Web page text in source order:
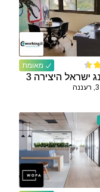
מאומת
ישראל היצירה 3